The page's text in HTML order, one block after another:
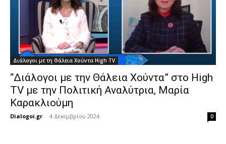
Διάλογοι με τη Θάλεια Χούντα High TV
“Διάλογοι με την Θάλεια Χούντα” στο High
TV με την Πολιτική Αναλύτρια, Μαρία
Καρακλιούμη
Dialogoi.gr - 4 Δεκεμβρίου 2024 0